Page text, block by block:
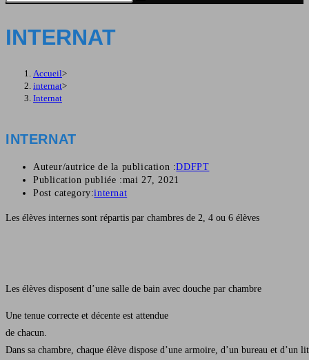
INTERNAT
Accueil>
internat>
Internat
INTERNAT
Auteur/autrice de la publication :DDFPT
Publication publiée :mai 27, 2021
Post category:internat
Les élèves internes sont répartis par chambres de 2, 4 ou 6 élèves
Les élèves disposent d’une salle de bain avec douche par chambre
Une tenue correcte et décente est attendue
de chacun.
Dans sa chambre, chaque élève dispose d’une armoire, d’un bureau et d’un